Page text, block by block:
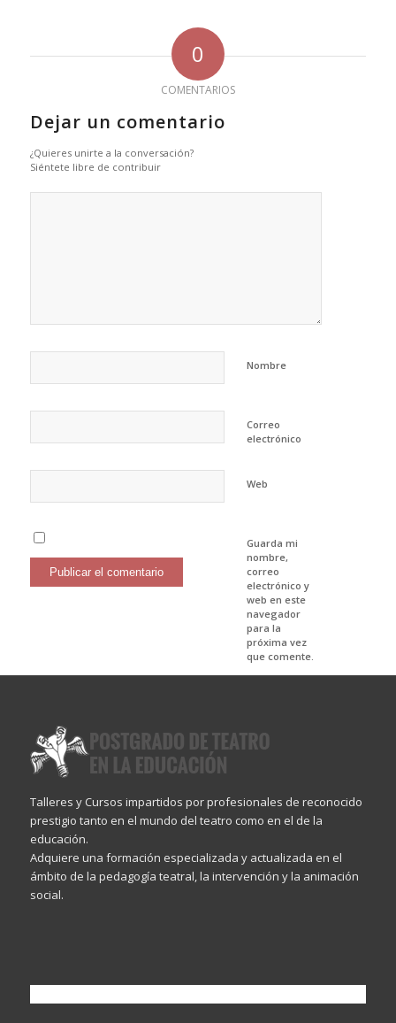
0
COMENTARIOS
Dejar un comentario
¿Quieres unirte a la conversación?
Siéntete libre de contribuir
Nombre
Correo
electrónico
Web
Guarda mi
nombre,
correo
electrónico y
web en este
navegador
para la
próxima vez
que comente.
Talleres y Cursos impartidos por profesionales de reconocido
prestigio tanto en el mundo del teatro como en el de la
educación.
Adquiere una formación especializada y actualizada en el
ámbito de la pedagogía teatral, la intervención y la animación
social.